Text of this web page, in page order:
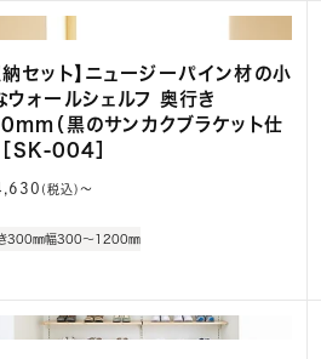
納セット】ニュージーパイン材の小
ウォールシェルフ 奥行き
（黒のサンカクブラケット仕
［SK-004］
(税込)〜
300㎜幅300～1200㎜